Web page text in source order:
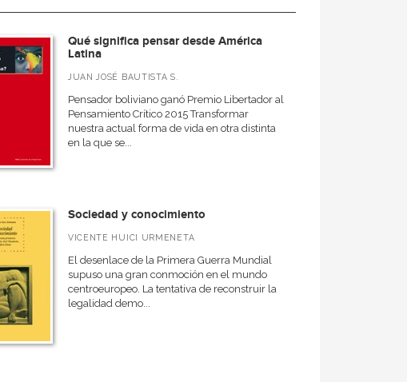
Qué significa pensar desde América
Latina
JUAN JOSÉ BAUTISTA S.
Pensador boliviano ganó Premio Libertador al
Pensamiento Crítico 2015 Transformar
nuestra actual forma de vida en otra distinta
en la que se...
Sociedad y conocimiento
VICENTE HUICI URMENETA
El desenlace de la Primera Guerra Mundial
supuso una gran conmoción en el mundo
centroeuropeo. La tentativa de reconstruir la
legalidad demo...